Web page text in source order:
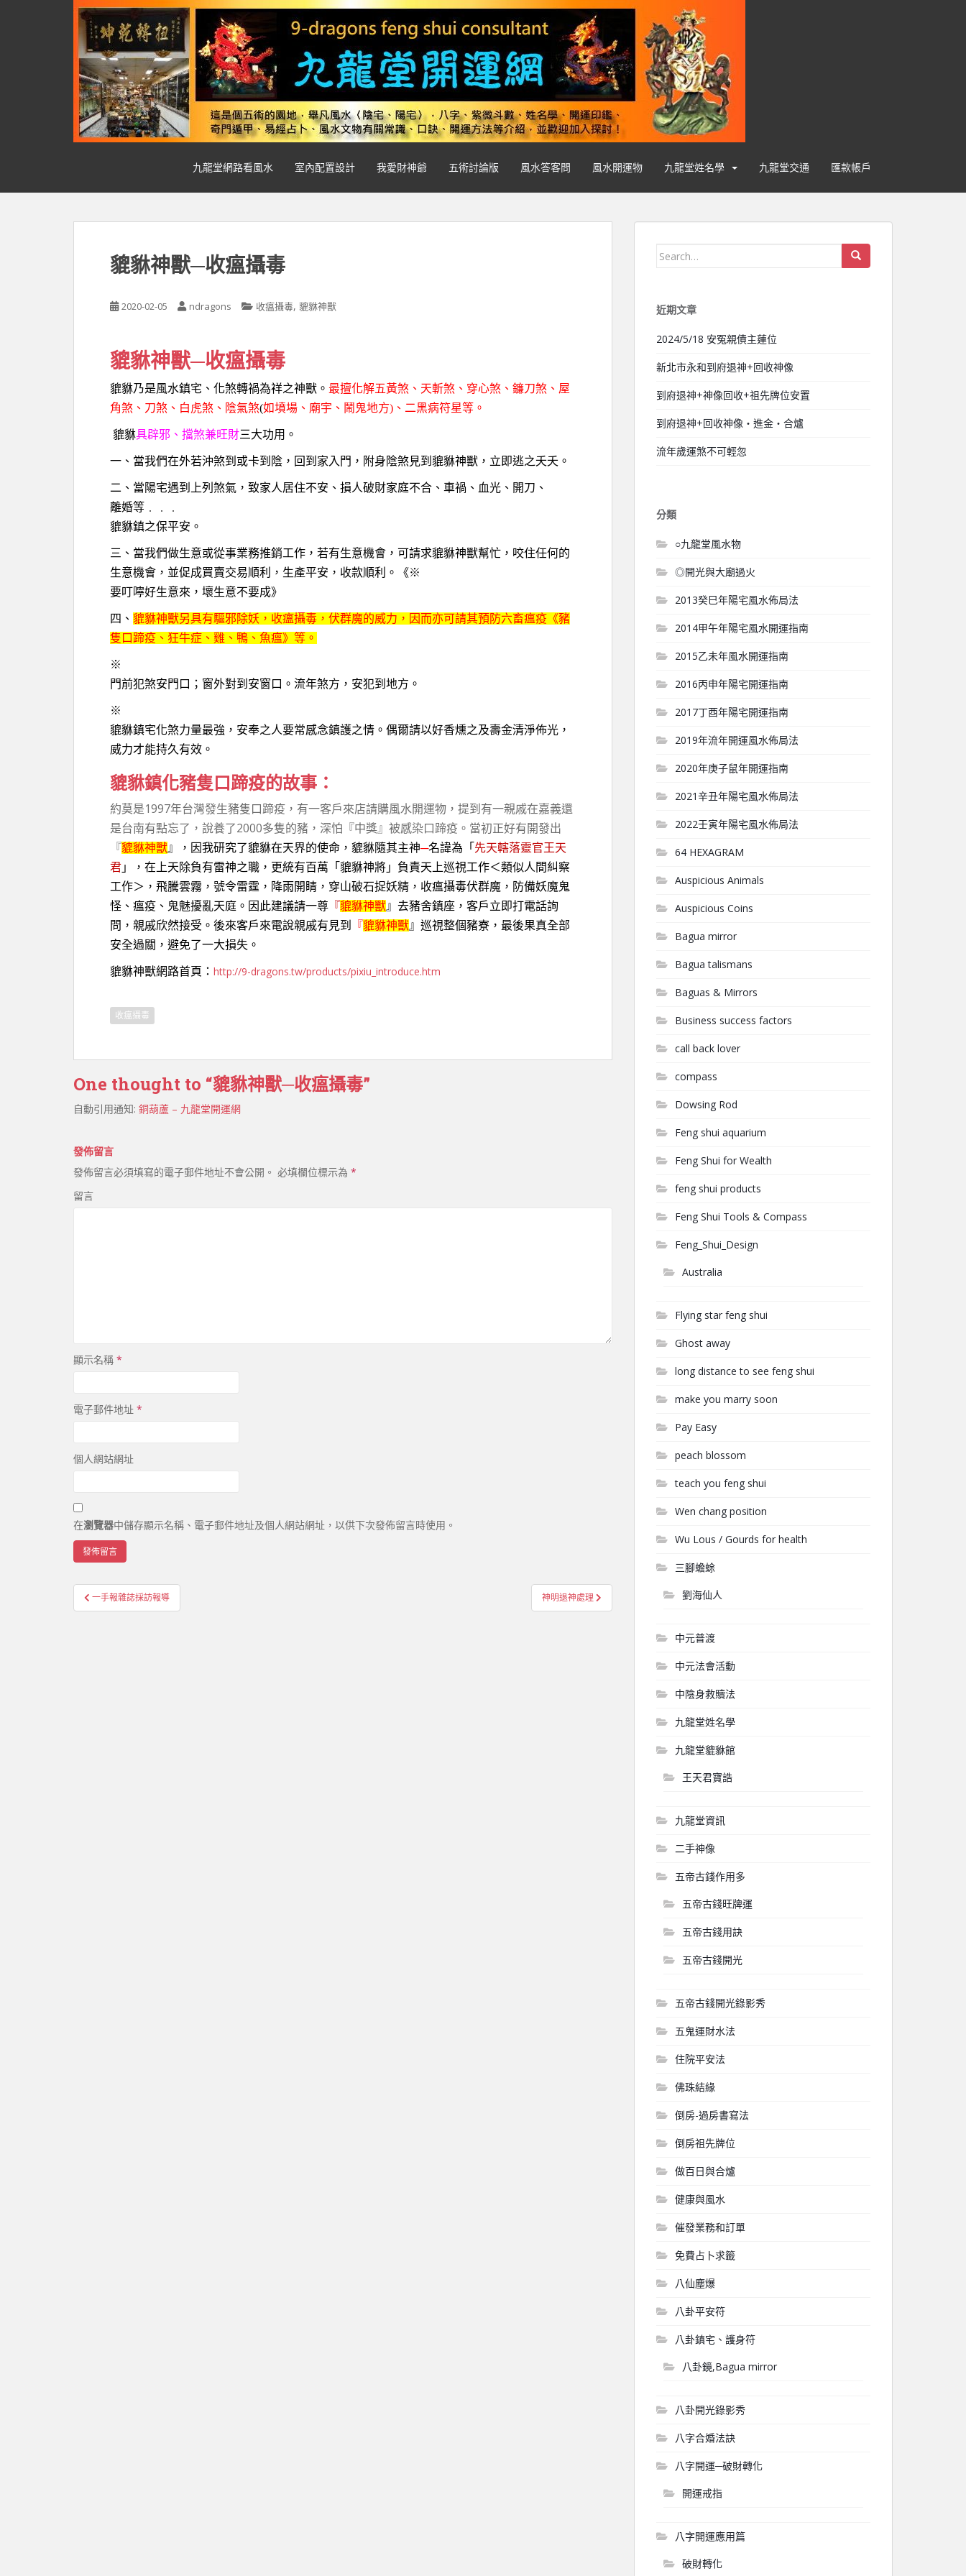
o
九龍堂網路看風水 室內配置設計 我愛財神爺 五術討論版 風水答客問 風水開運物 九龍堂姓名學 九龍堂交通 匯款帳戶
貔貅神獸─收瘟攝毒
2020-02-05 ndragons 收瘟攝毒, 貔貅神獸
貔貅神獸─收瘟攝毒
貔貅乃是風水鎮宅、化煞轉禍為祥之神獸。 最擅化解五黃煞、天斬煞、穿心煞、鐮刀煞、屋
角煞、刀煞、白虎煞、陰氣煞(如墳場、廟宇、鬧鬼地方) 、二黑病符星等。
貔貅具辟邪、擋煞兼旺財三大功用。
一、當我們在外若沖煞到或卡到陰，回到家入門，附身陰煞見到貔貅神獸，立即逃之夭夭。
二、當陽宅遇到上列煞氣，致家人居住不安、損人破財家庭不合、車禍、血光、開刀、
離婚等﹒﹒﹒
貔貅鎮之保平安。
三、當我們做生意或從事業務推銷工作，若有生意機會，可請求貔貅神獸幫忙，咬住任何的
生意機會，並促成買賣交易順利，生產平安，收款順利。《※
要叮嚀好生意來，壞生意不要成》
四、 貔貅神獸另具有驅邪除妖，收瘟攝毒，伏群魔的威力，因而亦可請其預防六畜瘟疫《豬
隻口蹄疫、狂牛症、雞、鴨、魚瘟》等。
※
門前犯煞安門口；窗外對到安窗口。流年煞方，安犯到地方。
※
貔貅鎮宅化煞力量最強，安奉之人要常感念鎮護之情。偶爾請以好香燻之及壽金清淨佈光，
威力才能持久有效。
貔貅鎮化豬隻口蹄疫的故事：
約莫是1997年台灣發生豬隻口蹄疫，有一客戶來店請購風水開運物，提到有一親戚在嘉義還
是台南有點忘了，說養了2000多隻的豬，深怕『中獎』被感染口蹄疫。當初正好有開發出
『貔貅神獸』，因我研究了貔貅在天界的使命，貔貅隨其主神─名諱為「 先天轄落靈官王天
君 」，在上天除負有雷神之職，更統有百萬「貔貅神將」負責天上巡視工作＜類似人間糾察
工作＞，飛騰雲霧，號令雷霆，降雨開睛，穿山破石捉妖精，收瘟攝毒伏群魔，防備妖魔鬼
怪、瘟疫、鬼魅擾亂天庭。因此建議請一尊 『貔貅神獸』去豬舍鎮座，客戶立即打電話詢
問，親戚欣然接受。後來客戶來電說親戚有見到
『貔貅神獸』巡視整個豬寮，最後果真全部
安全過關，避免了一大損失。
貔貅神獸網路首頁： http://9-dragons.tw/products/pixiu_introduce.htm
收瘟攝毒
One thought to “貔貅神獸─收瘟攝毒”
自動引用通知: 銅葫蘆 – 九龍堂開運網
發佈留言
發佈留言必須填寫的電子郵件地址不會公開。 必填欄位標示為 *
留言
顯示名稱 *
電子郵件地址 *
個人網站網址
在瀏覽器中儲存顯示名稱、電子郵件地址及個人網站網址，以供下次發佈留言時使用。
文章導覽
一手報雜誌採訪報導 神明退神處理
Search for:
近期文章
2024/5/18 安冤親債主蓮位
新北市永和到府退神+回收神像
到府退神+神像回收+祖先牌位安置
到府退神+回收神像‧進金‧合爐
流年歲運煞不可輕忽
分類
○九龍堂風水物
◎開光與大廟過火
2013癸巳年陽宅風水佈局法
2014甲午年陽宅風水開運指南
2015乙未年風水開運指南
2016丙申年陽宅開運指南
2017丁酉年陽宅開運指南
2019年流年開運風水佈局法
2020年庚子鼠年開運指南
2021辛丑年陽宅風水佈局法
2022壬寅年陽宅風水佈局法
64 HEXAGRAM
Auspicious Animals
Auspicious Coins
Bagua mirror
Bagua talismans
Baguas & Mirrors
Business success factors
call back lover
compass
Dowsing Rod
Feng shui aquarium
Feng Shui for Wealth
feng shui products
Feng Shui Tools & Compass
Feng_Shui_Design
Australia
Flying star feng shui
Ghost away
long distance to see feng shui
make you marry soon
Pay Easy
peach blossom
teach you feng shui
Wen chang position
Wu Lous / Gourds for health
三腳蟾蜍
劉海仙人
中元普渡
中元法會活動
中陰身救贖法
九龍堂姓名學
九龍堂貔貅館
王天君寶誥
九龍堂資訊
二手神像
五帝古錢作用多
五帝古錢旺牌運
五帝古錢用訣
五帝古錢開光
五帝古錢開光錄影秀
五鬼運財水法
住院平安法
佛珠結緣
倒房-過房書寫法
倒房祖先牌位
做百日與合爐
健康與風水
催發業務和訂單
免費占卜求籤
八仙塵爆
八卦平安符
八卦鎮宅、護身符
八卦鏡,Bagua mirror
八卦開光錄影秀
八字合婚法訣
八字開運─破財轉化
開運戒指
八字開運應用篇
破財轉化